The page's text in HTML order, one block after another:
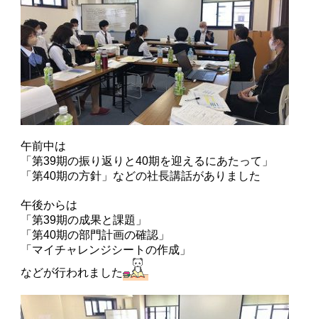
午前中は
「第39期の振り返りと40期を迎えるにあたって」
「第40期の方針」などの社長講話がありました
午後からは
「第39期の成果と課題」
「第40期の部門計画の確認」
「マイチャレンジシートの作成」
などが行われました